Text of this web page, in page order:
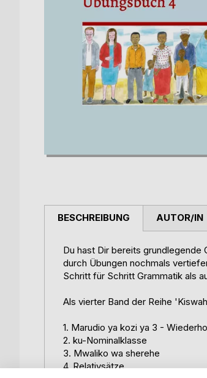
BESCHREIBUNG
Du hast Dir bereits grundlegende
durch Übungen nochmals
Schritt für Schritt Grammatik als
Als vierter Band der Reihe
1. Marudio ya kozi ya 3 -
2. ku-Nominalklasse
3. Mwaliko wa sherehe
4. Relativsätze
AUTOR/IN